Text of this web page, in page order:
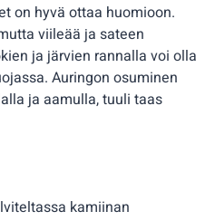
on hyvä ottaa huomioon.
viileää ja sateen
ja järvien rannalla voi olla
Auringon osuminen
ja aamulla, tuuli taas
kamiinan